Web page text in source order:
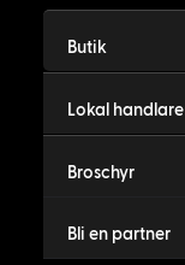
Butik
Lokal handlare
Broschyr
Bli en partner